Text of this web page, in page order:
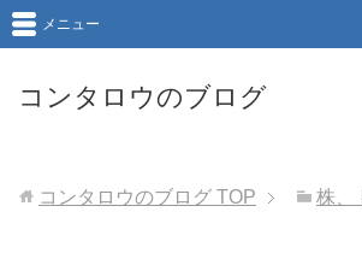
コンタロウのブログ
メニュー
コンタロウのブログ TOP 株、